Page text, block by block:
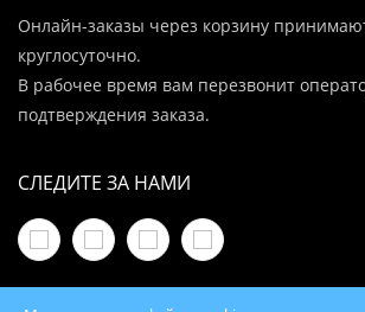
Онлайн-заказы через корзину
круглосуточно.
В рабочее время вам перезвонит
подтверждения заказа.
СЛЕДИТЕ ЗА НАМИ